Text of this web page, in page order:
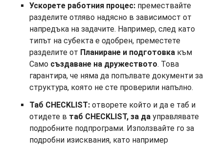
Ускорете работния процес: премествайте
разделите отляво надясно в зависимост от
напредъка на задачите. Например, след като
типът на субекта е одобрен, преместете
разделите от Планиране и подготовка към
Само създаване на дружеството. Това
гарантира, че няма да попълвате документи за
структура, която не сте проверили напълно.
Таб CHECKLIST: отворете който и да е таб и
отидете в таб CHECKLIST, за да управлявате
подробните подпрограми. Използвайте го за
подробни изисквания, като например